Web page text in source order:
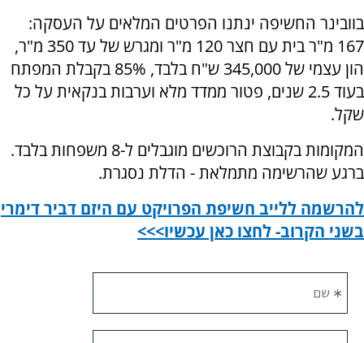
בוובינר החשיפה ינתנו הפרטים המלאים על העסקה:
167 מ"ר בית עם חצר 120 מ"ר ומגרש של עד 350 מ"ר,
הון עצמי של 345,000 ש"ח בלבד, 85% בקבלת המפתח
בעוד 2.5 שנים, פטור ממדד מלא וערבות בנקאית על כל
שקל.
המקומות בקבוצת הרוכשים מוגבלים ל-8 משפחות בלבד.
ברגע שהרשימה מתמלאת - הדלת נסגרת.
להרשמה ללייב חשיפת הפרויקט עם היזם דביר דימרי
בשני הקרוב- לחצו כאן עכשיו>>>